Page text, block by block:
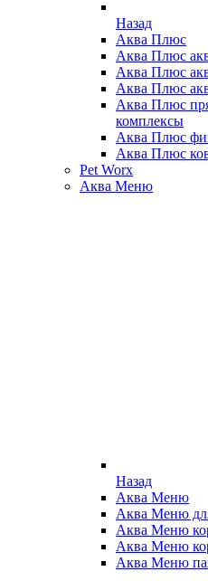
Назад
Аква Плюс
Аква Плюс
Аква Плюс
Аква Плюс
Аква Плюс
комплексы
Аква Плюс
Аква Плюс
Pet Worx
Аква Меню
Назад
Аква Меню
Аква Меню
Аква Меню
Аква Меню
Аква Меню